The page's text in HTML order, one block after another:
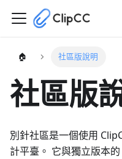
🏠 社區版說明
社區版
別針社區是一個使用
計平臺。 它與獨立版本